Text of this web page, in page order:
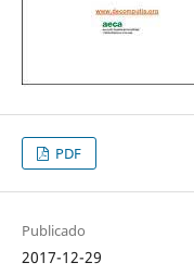
PDF
Publicado
2017-12-29